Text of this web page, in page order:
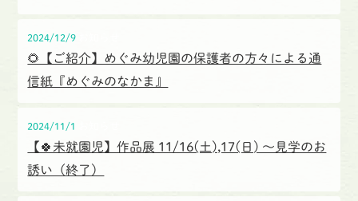
2024/12/9
🌻【ご紹介】めぐみ幼児園の保護者の方々による通
信紙『めぐみのなかま』
2024/11/1
【🍀未就園児】作品展 11/16(土),17(日) 〜見学のお
誘い（終了）